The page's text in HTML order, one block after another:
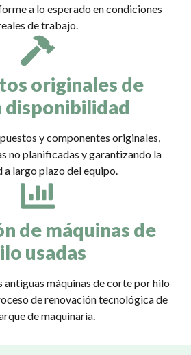
a lo esperado en condiciones
de trabajo.
originales de
disponibilidad
y componentes originales,
no planificadas y garantizando la
largo plazo del equipo.
de máquinas de
usadas
antiguas máquinas de corte por hilo
de renovación tecnológica de
de maquinaria.